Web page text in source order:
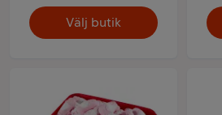
Välj butik